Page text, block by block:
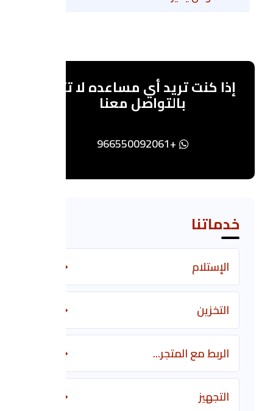
إذا كنت تريد أي مساعده لا تترد
بالتواصل معنا
+966550092061
خدماتنا
الإستلام
التخزين
الربط مع المتجر...
التجهيز